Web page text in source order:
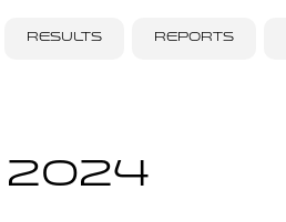
RESULTS REPORTS
2024